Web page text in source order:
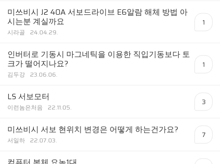
미쓰비시 J2 40A 서보드라이브 E6알람 해체 방법 아
시는분 계실까요
시라골 24.04.29.
1
인버터로 기동시 마그네틱을 이용한 직입기동보다 토
크가 떨어지나요?
김두강 23.06.06.
1
LS 서보모터
이런놈은처음 22.11.05.
3
미쓰비시 서보 현위치 변경은 어떻게 하는건가요?
서일하 22.07.03.
7